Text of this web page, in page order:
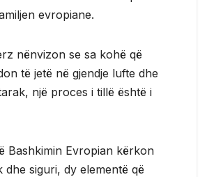
evropiane.
nënvizon se sa kohë që
të jetë në gjendje lufte dhe
një proces i tillë është i
Bashkimin Evropian kërkon
dhe siguri, dy elementë që